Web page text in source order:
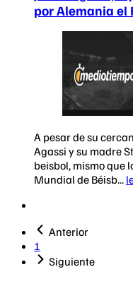
por Alemania el
A pesar de su
Agassi y su madre
beisbol, mismo que
Mundial de Béisb...
Anterior
1
Siguiente